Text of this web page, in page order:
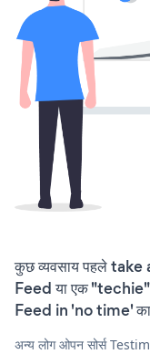
कुछ व्यवसाय पहले
Feed या एक "techie"
Feed in 'no time' का
अन्य लोग ओपन सोर्स